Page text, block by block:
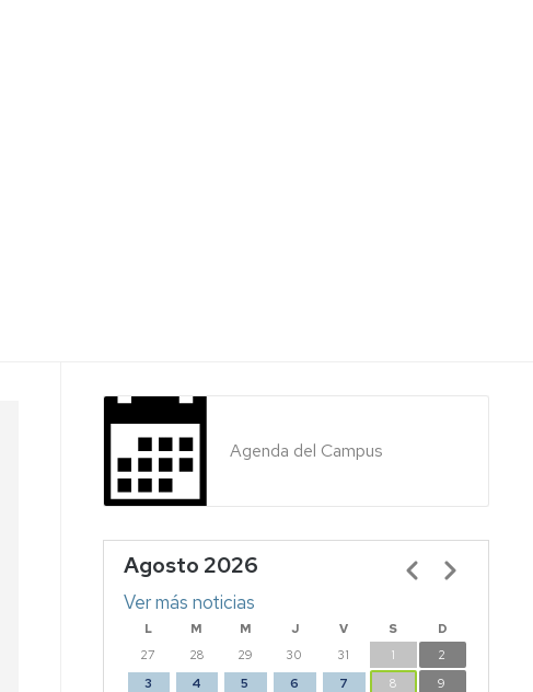
Agenda del Campus
Agosto 2026
L M M J V S
D
27
28 29 30 31 1
2
3
4 5 6 7 8
9
Paginación
Ver más noticias